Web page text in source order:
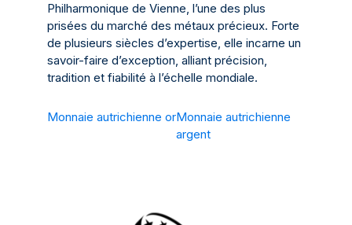
Philharmonique de Vienne, l’une des plus
prisées du marché des métaux précieux. Forte
de plusieurs siècles d’expertise, elle incarne un
savoir-faire d’exception, alliant précision,
tradition et fiabilité à l’échelle mondiale.
Monnaie autrichienne orMonnaie autrichienne
argent